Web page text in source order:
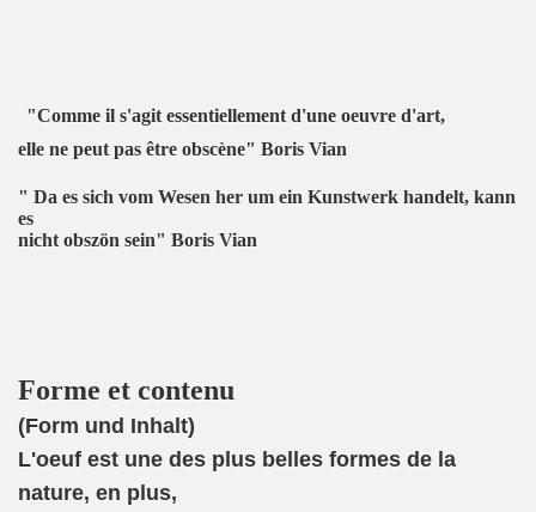
"Comme il s'agit essentiellement d'une oeuvre d'art,
elle ne peut pas être obscène" Boris Vian
" Da es sich vom Wesen her um ein Kunstwerk handelt, kann
es
nicht obszön sein" Boris Vian
Forme et contenu
(Form und Inhalt)
L'oeuf est une des plus belles formes de la
nature, en plus,